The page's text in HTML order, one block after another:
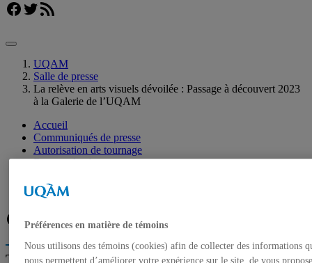
Facebook
Twitter
Flux RSS
UQAM
Salle de presse
La relève en arts visuels dévoilée : Passage à découvert 2023
à la Galerie de l’UQAM
Accueil
Communiqués de presse
Autorisation de tournage
Banque de photos
Plan du campus
Facebook
Twitter
Flux RSS
Trouver un expert
Préférences en matière de témoins
Nous utilisons des témoins (cookies) afin de collecter des informations
nous permettent d’améliorer votre expérience sur le site, de vous